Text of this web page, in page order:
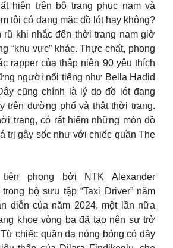
hiện trên bộ trang phục nam và
tôi có đang mặc đồ lót hay không?
rũ khi nhắc đến thời trang nam giờ
“khu vực” khác. Thực chất, phong
rapper của thập niên 90 yêu thích
người nổi tiếng như Bella Hadid
cũng chính là lý do đồ lót đang
trên đường phố và thật thời trang.
trang, có rất hiếm những món đồ
trị gây sốc như với chiếc quần The
phong bởi NTK Alexander
bộ sưu tập “Taxi Driver” năm
diễn của năm 2024, một lần nữa
khoe vòng ba đã tạo nên sự trở
chiếc quần da nóng bỏng có dây